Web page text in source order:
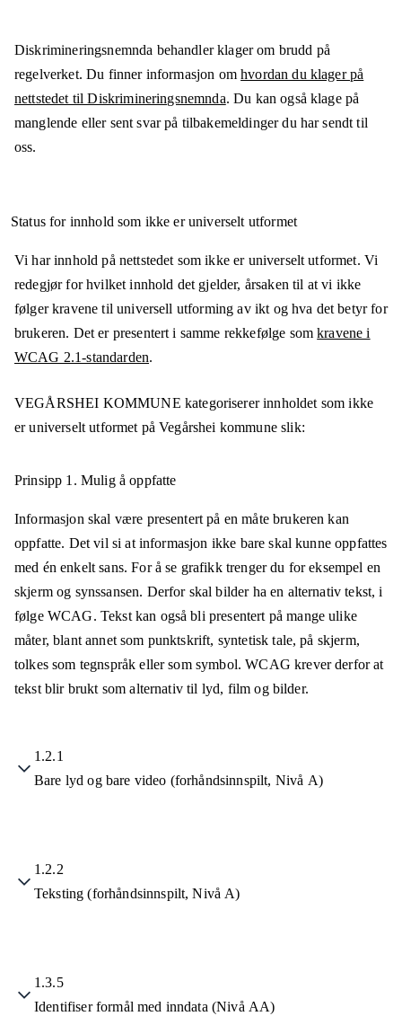
Diskrimineringsnemnda behandler klager om brudd på
regelverket. Du finner informasjon omhvordan du klager på
nettstedet til Diskrimineringsnemnda. Du kan også klage på
manglende eller sent svar på tilbakemeldinger du har sendt til
oss.
Status for innhold som ikke er universelt utformet
Vi har innhold på nettstedet som ikke er universelt utformet. Vi
redegjør for hvilket innhold det gjelder, årsaken til at vi ikke
følger kravene til universell utforming av ikt og hva det betyr for
brukeren. Det er presentert i samme rekkefølge somkravene i
WCAG 2.1-standarden.
VEGÅRSHEI KOMMUNE kategoriserer innholdet som ikke
er universelt utformet påVegårshei kommuneslik:
Prinsipp 1. Mulig å oppfatte
Informasjon skal være presentert på en måte brukeren kan
oppfatte. Det vil si at informasjon ikke bare skal kunne oppfattes
med én enkelt sans. For å se grafikk trenger du for eksempel en
skjerm og synssansen. Derfor skal bilder ha en alternativ tekst, i
følge WCAG. Tekst kan også bli presentert på mange ulike
måter, blant annet som punktskrift, syntetisk tale, på skjerm,
tolkes som tegnspråk eller som symbol. WCAG krever derfor at
tekst blir brukt som alternativ til lyd, film og bilder.
1.2.1
Bare lyd og bare video (forhåndsinnspilt, Nivå A)
1.2.2
Teksting (forhåndsinnspilt, Nivå A)
1.3.5
Identifiser formål med inndata (Nivå AA)